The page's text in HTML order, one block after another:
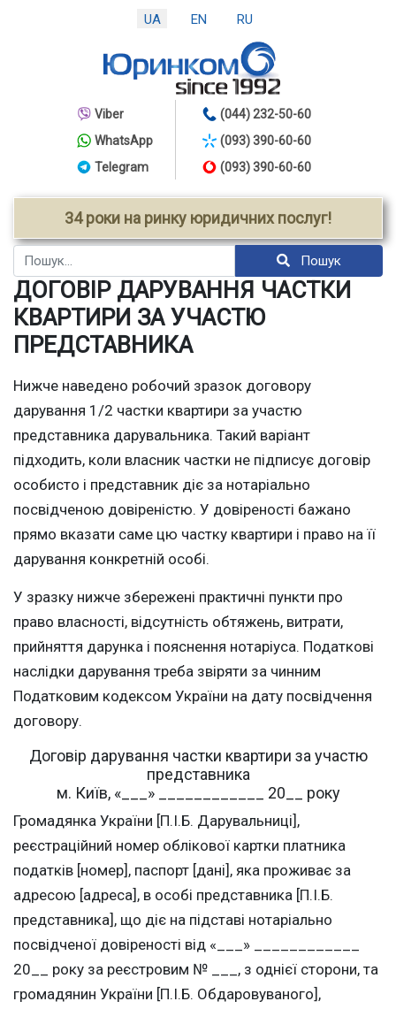
UA EN RU
Viber
WhatsApp
Telegram
(044) 232-50-60
(093) 390-60-60
(093) 390-60-60
34 роки на ринку юридичних послуг!
Пошук Пошук
ДОГОВІР ДАРУВАННЯ ЧАСТКИ
КВАРТИРИ ЗА УЧАСТЮ
ПРЕДСТАВНИКА
Нижче наведено робочий зразок договору
дарування 1/2 частки квартири за участю
представника дарувальника. Такий варіант
підходить, коли власник частки не підписує договір
особисто і представник діє за нотаріально
посвідченою довіреністю. У довіреності бажано
прямо вказати саме цю частку квартири і право на її
дарування конкретній особі.
У зразку нижче збережені практичні пункти про
право власності, відсутність обтяжень, витрати,
прийняття дарунка і пояснення нотаріуса. Податкові
наслідки дарування треба звіряти за чинним
Податковим кодексом України на дату посвідчення
договору.
Договір дарування частки квартири за участю
представника
м. Київ, «___» ____________ 20__ року
Громадянка України [П.І.Б. Дарувальниці],
реєстраційний номер облікової картки платника
податків [номер], паспорт [дані], яка проживає за
адресою [адреса], в особі представника [П.І.Б.
представника], що діє на підставі нотаріально
посвідченої довіреності від «___» ____________
20__ року за реєстровим № ___, з однієї сторони, та
громадянин України [П.І.Б. Обдаровуваного],